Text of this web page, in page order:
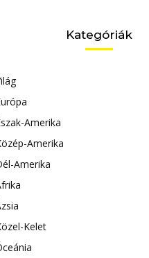
Kategóriák
Amerika
Amerika
Amerika
Kelet